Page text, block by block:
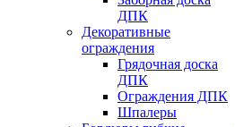
ДПК
Декоративные
ограждения
Грядочная доска
ДПК
Ограждения ДПК
Шпалеры